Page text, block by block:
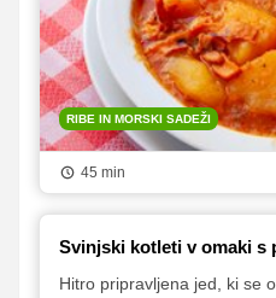
RIBE IN MORSKI SADEŽI
45 min
Svinjski kotleti v omaki s
Hitro pripravljena jed, ki se